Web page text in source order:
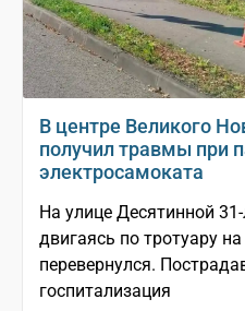
В центре Великого
получил травмы при
электросамоката
На улице Десятинной
двигаясь по тротуару
перевернулся.
госпитализация